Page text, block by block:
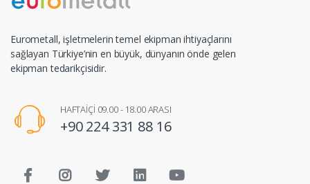
Eurometall, işletmelerin temel ekipman ihtiyaçlarını
sağlayan Türkiye’nin en büyük, dünyanın önde gelen
ekipman tedarikçisidir.
HAFTAİÇİ 09.00 - 18.00 ARASI
+90 224 331 88 16